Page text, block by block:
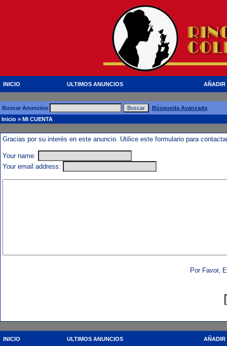
INICIO ULTIMOS ANUNCIOS AÑADIR
Buscar Anuncios
Búsqueda Avanzada
Inicio » MI CUENTA
Gracias por su interés en este anuncio. Utilice este formulario para
Your name:
Your email address:
Por Favor,
INICIO ULTIMOS ANUNCIOS AÑADIR